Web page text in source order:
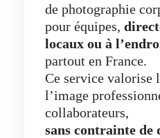
de photographie
pour équipes,
locaux ou à
partout en France.
Ce service valorise
l’image
collaborateurs,
sans contrainte de